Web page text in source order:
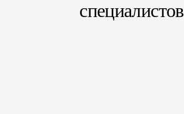
специалистов